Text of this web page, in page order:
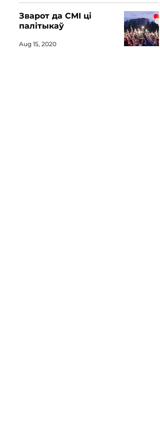
Зварот да СМІ ці
палітыкаў
Aug 15, 2020